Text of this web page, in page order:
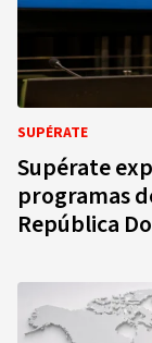
SUPÉRATE
Supérate
programas
República